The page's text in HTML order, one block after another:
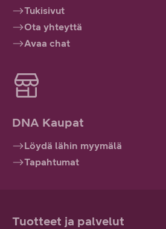
Tukisivut
Ota yhteyttä
Avaa chat
DNA Kaupat
Löydä lähin myymälä
Tapahtumat
Tuotteet ja palvelut